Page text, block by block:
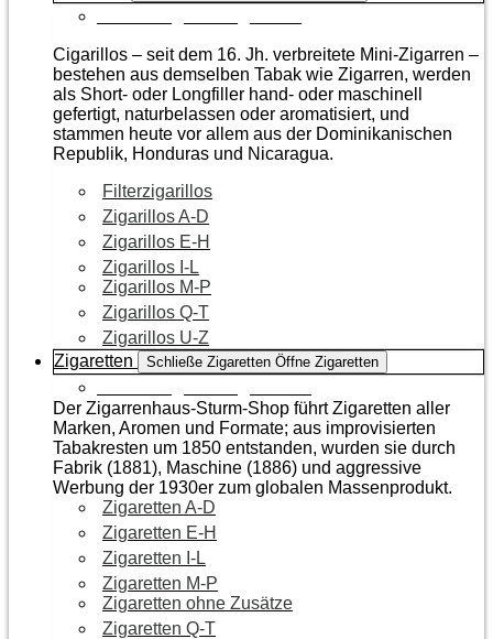
Cigarillos – seit dem 16. Jh. verbreitete Mini-Zigarren –
bestehen aus demselben Tabak wie Zigarren, werden
als Short- oder Longfiller hand- oder maschinell
gefertigt, naturbelassen oder aromatisiert, und
stammen heute vor allem aus der Dominikanischen
Republik, Honduras und Nicaragua.
Filterzigarillos
Zigarillos A-D
Zigarillos E-H
Zigarillos I-L
Zigarillos M-P
Zigarillos Q-T
Zigarillos U-Z
Zigaretten
Schließe Zigaretten Öffne Zigaretten
Der Zigarrenhaus-Sturm-Shop führt Zigaretten aller
Marken, Aromen und Formate; aus improvisierten
Tabakresten um 1850 entstanden, wurden sie durch
Fabrik (1881), Maschine (1886) und aggressive
Werbung der 1930er zum globalen Massenprodukt.
Zigaretten A-D
Zigaretten E-H
Zigaretten I-L
Zigaretten M-P
Zigaretten ohne Zusätze
Zigaretten Q-T